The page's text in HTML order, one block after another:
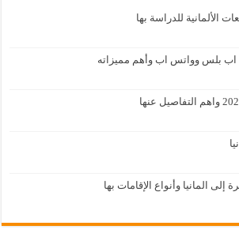
الألمانية للدراسة بها
اب بلس وواتس اب وأهم مميزاته
المانيا وأنواع الإقامات بها